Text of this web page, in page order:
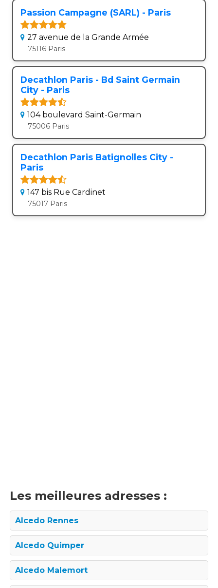
Passion Campagne (SARL) - Paris
27 avenue de la Grande Armée
75116 Paris
Decathlon Paris - Bd Saint Germain
City - Paris
104 boulevard Saint-Germain
75006 Paris
Decathlon Paris Batignolles City -
Paris
147 bis Rue Cardinet
75017 Paris
Les meilleures adresses :
Alcedo Rennes
Alcedo Quimper
Alcedo Malemort